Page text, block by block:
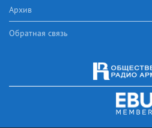
Архив
Обратная связь